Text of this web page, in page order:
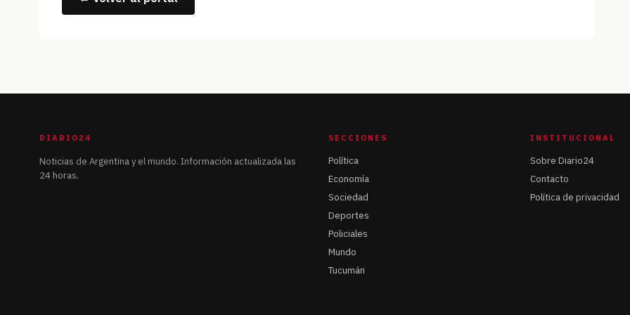
DIARIO24
Noticias de Argentina y el mundo. Información actualizada las
24 horas.
SECCIONES
Política
Economía
Sociedad
Deportes
Policiales
Mundo
Tucumán
INSTITUCIONAL
Sobre Diario24
Contacto
Política de privacidad